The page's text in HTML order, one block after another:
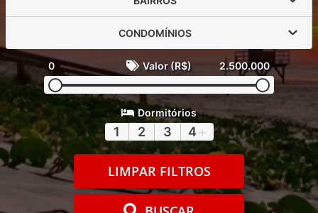
CONDOMÍNIOS
0 Valor (R$) 2.500.000
Dormitórios
1 2 3 4 +
LIMPAR FILTROS